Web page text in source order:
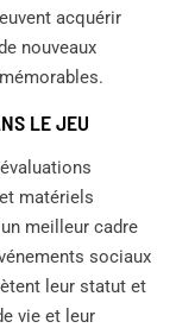
acquérir
nouveaux
LE JEU
matériels
meilleur cadre
sociaux
leur statut et
vie et leur